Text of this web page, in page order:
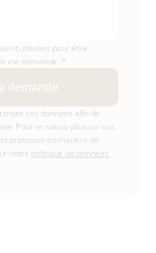
utilisées pour être
ma demande. *
demande
traite ces données afin de
Pour en savoir plus sur vos
pratiques en matière de
notre politique de données